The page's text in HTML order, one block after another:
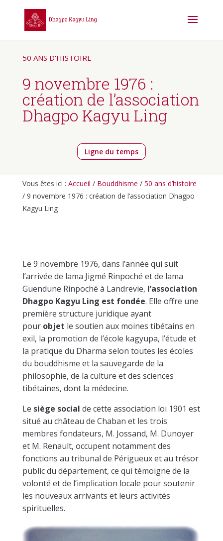
50 ANS D'HISTOIRE
9 novembre 1976 :
création de l’association
Dhagpo Kagyu Ling
Ligne du temps
Vous êtes ici : Accueil / Bouddhisme / 50 ans d’histoire
/ 9 novembre 1976 : création de l’association Dhagpo
Kagyu Ling
Le 9 novembre 1976, dans l’année qui suit
l’arrivée de lama Jigmé Rinpoché et de lama
Guendune Rinpoché à Landrevie, l’association
Dhagpo Kagyu Ling est fondée. Elle offre une
première structure juridique ayant
pour objet le soutien aux moines tibétains en
exil, la promotion de l’école kagyupa, l’étude et
la pratique du Dharma selon toutes les écoles
du bouddhisme et la sauvegarde de la
philosophie, de la culture et des sciences
tibétaines, dont la médecine.
Le siège social de cette association loi 1901 est
situé au château de Chaban et les trois
membres fondateurs, M. Jossand, M. Dunoyer
et M. Renault, occupent notamment des
fonctions au tribunal de Périgueux et au trésor
public du département, ce qui témoigne de la
volonté et de l’implication locale pour soutenir
les nouveaux arrivants et leurs activités
spirituelles.